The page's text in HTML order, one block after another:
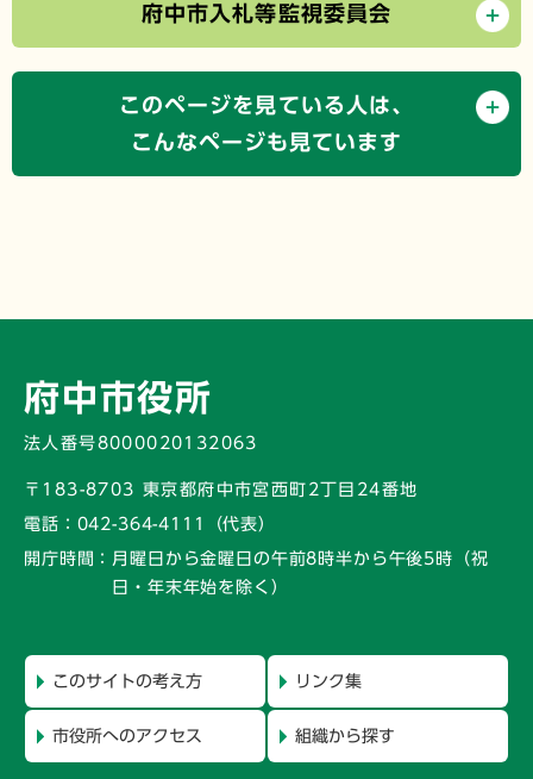
府中市入札等監視委員会
このページを見ている人は、
こんなページも見ています
府中市役所
法人番号8000020132063
〒183-8703 東京都府中市宮西町2丁目24番地
電話： 042-364-4111（代表）
開庁時間： 月曜日から金曜日の午前8時半から午後5時 （祝
日・年末年始を除く）
このサイトの考え方 リンク集
市役所へのアクセス 組織から探す